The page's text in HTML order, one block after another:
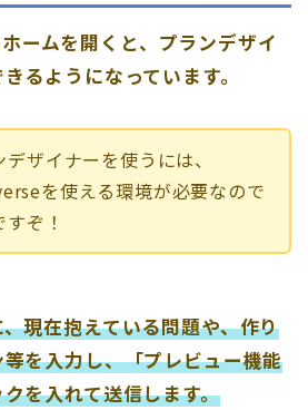
ームを開くと、プランデザイ
るようになっています。
デザイナーを使うには、
を使える環境が必要なので
ぞ！
現在抱えている問題や、作り
を入力し、「プレビュー機能
を入れて送信します。